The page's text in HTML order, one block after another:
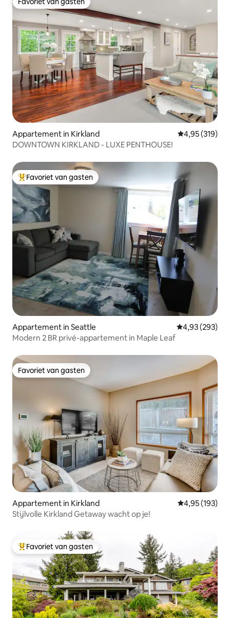
Favoriet van gasten
Appartement in Kirkland Gemiddelde
4,95 (319)
DOWNTOWN KIRKLAND - LUXE PENTHOUSE!
Topfavoriet van gasten
Favoriet van gasten
Appartement in Seattle Gemiddelde
4,93 (293)
Modern 2 BR privé-appartement in Maple Leaf
Favoriet van gasten
Favoriet van gasten
Appartement in Kirkland Gemiddelde
4,95 (193)
Stijlvolle Kirkland Getaway wacht op je!
Topfavoriet van gasten
Favoriet van gasten